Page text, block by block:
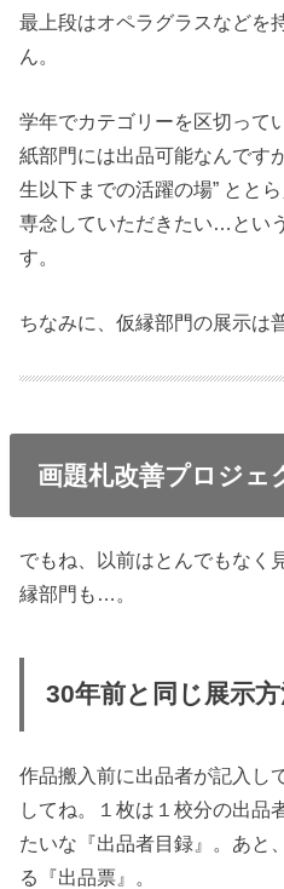
最上段はオペラグラスなどを
ん。
学年でカテゴリーを区切って
紙部門には出品可能なんです
生以下までの活躍の場” とと
専念していただきたい…とい
す。
ちなみに、仮縁部門の展示は
画題札改善プロジェ
でもね、以前はとんでもなく
縁部門も…。
30年前と同じ展示
作品搬入前に出品者が記入し
してね。１枚は１校分の出品
たいな『出品者目録』。あと
る『出品票』。